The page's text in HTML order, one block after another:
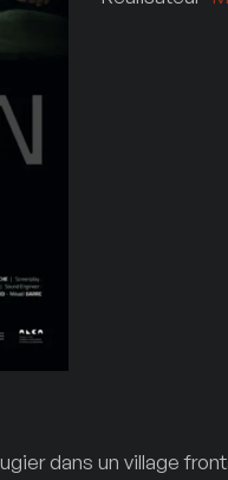
dans un village